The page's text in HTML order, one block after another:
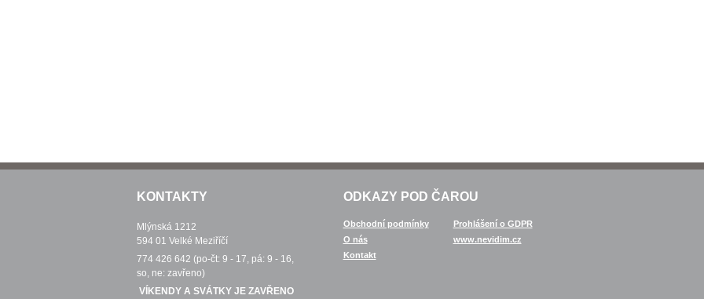
KONTAKTY
Mlýnská 1212
594 01 Velké Meziříčí
774 426 642 (po-čt: 9 - 17, pá: 9 - 16,
so, ne: zavřeno)
VÍKENDY A SVÁTKY JE ZAVŘENO
ODKAZY POD ČAROU
Obchodní podmínky
O nás
Kontakt
Prohlášení o GDPR
www.nevidim.cz